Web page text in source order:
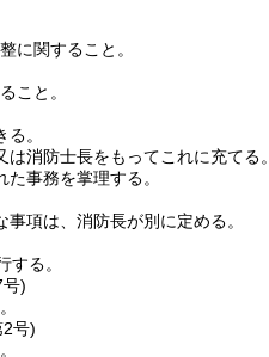
に関すること。
こと。
。
消防士長をもってこれに充てる。
事務を掌理する。
項は、消防長が別に定める。
する。
)
号)